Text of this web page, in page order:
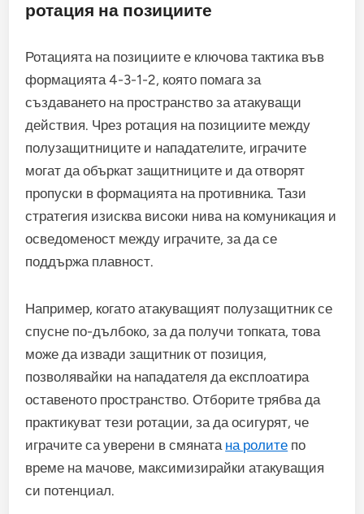
ротация на позициите
Ротацията на позициите е ключова тактика във
формацията 4-3-1-2, която помага за
създаването на пространство за атакуващи
действия. Чрез ротация на позициите между
полузащитниците и нападателите, играчите
могат да объркат защитниците и да отворят
пропуски в формацията на противника. Тази
стратегия изисква високи нива на комуникация и
осведоменост между играчите, за да се
поддържа плавност.
Например, когато атакуващият полузащитник се
спусне по-дълбоко, за да получи топката, това
може да извади защитник от позиция,
позволявайки на нападателя да експлоатира
оставеното пространство. Отборите трябва да
практикуват тези ротации, за да осигурят, че
играчите са уверени в смяната на ролите по
време на мачове, максимизирайки атакуващия
си потенциал.